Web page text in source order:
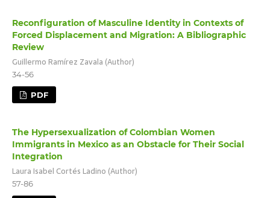
Reconfiguration of Masculine Identity in Contexts of
Forced Displacement and Migration: A Bibliographic
Review
Guillermo Ramírez Zavala (Author)
34-56
PDF
The Hypersexualization of Colombian Women
Immigrants in Mexico as an Obstacle for Their Social
Integration
Laura Isabel Cortés Ladino (Author)
57-86